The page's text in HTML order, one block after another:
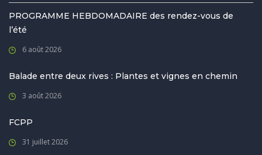
PROGRAMME HEBDOMADAIRE des rendez-vous de
l’été
6 août 2026
Balade entre deux rives : Plantes et vignes en chemin
3 août 2026
FCPP
31 juillet 2026